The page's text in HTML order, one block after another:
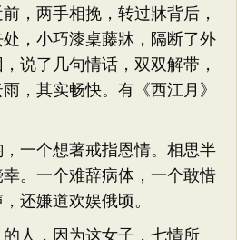
，两手相挽，转过牀背后，
，小巧漆桌藤牀，隔断了外
说了几句情话，双双解带，
，其实畅快。有《西江月》
个想著戒指恩情。相思半
。一个难辞病体，一个敢惜
还嫌道欢娱俄顷。
人，因为这女子，七情所